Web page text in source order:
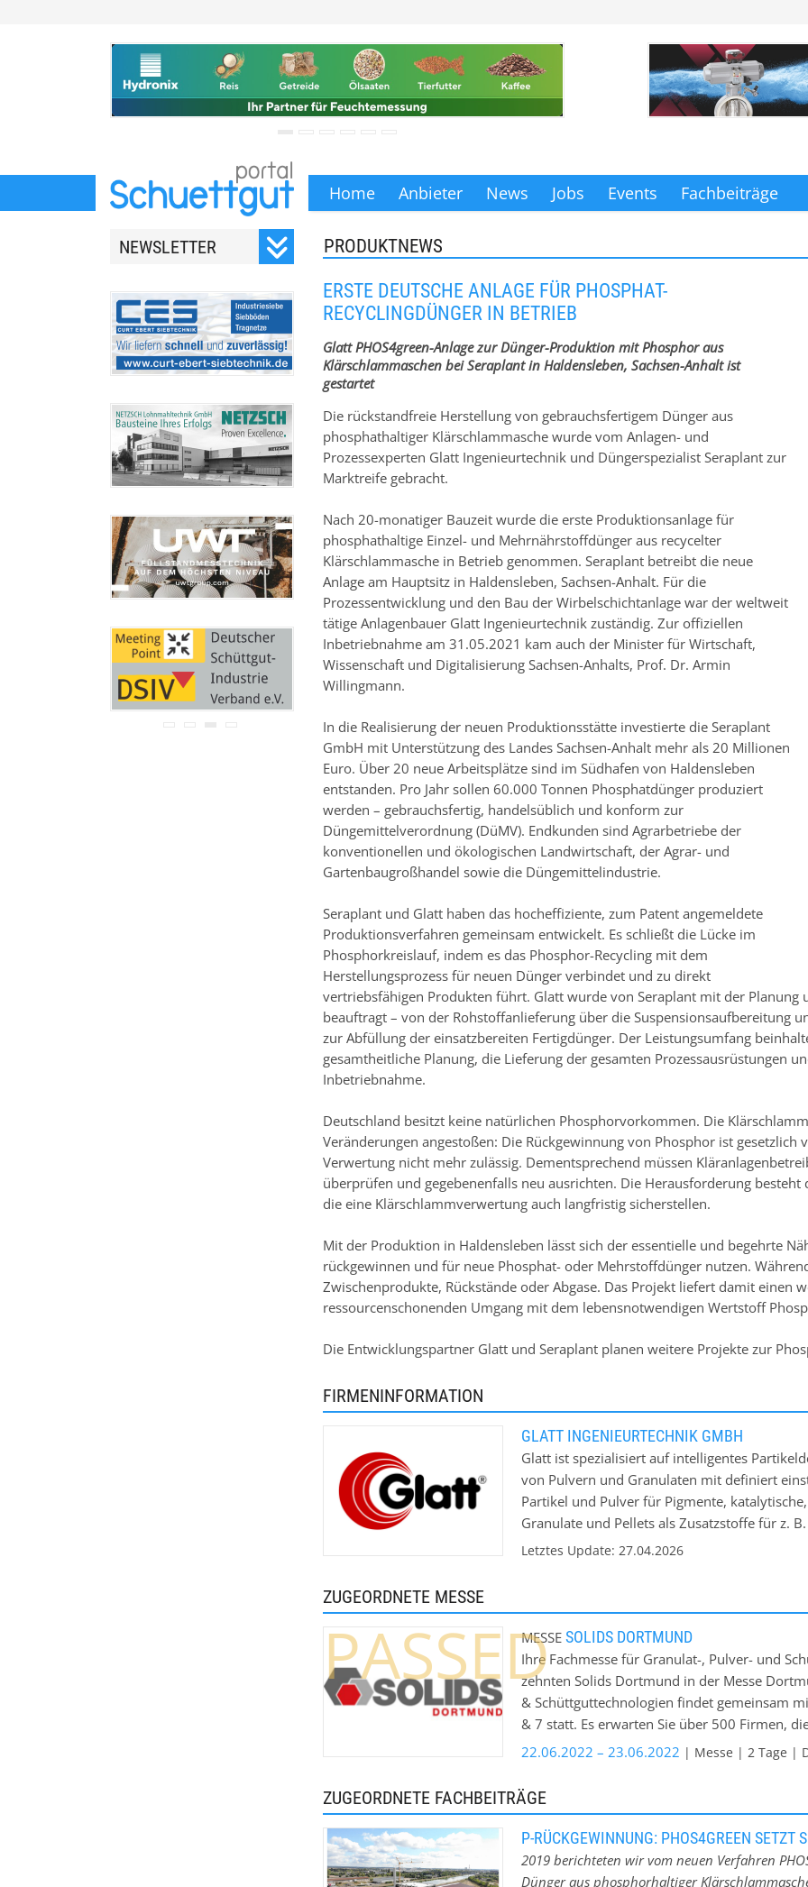
Home Anbieter News Jobs Events Fachbeiträge
NEWSLETTER
unseren monatlichen
Newsletter.
Ihre Adresse wird nicht an
Dritte weitergegeben.
Zu unserenDatenschutz-
Bestimmungen.
PRODUKTNEWS
ERSTE DEUTSCHE ANLAGE FÜR PHOSPHAT-
RECYCLINGDÜNGER IN BETRIEB
Glatt PHOS4green-Anlage zur Dünger-Produktion mit Phosphor aus
Klärschlammaschen bei Seraplant in Haldensleben, Sachsen-Anhalt ist
gestartet
Die rückstandfreie Herstellung von gebrauchsfertigem Dünger aus
phosphathaltiger Klärschlammasche wurde vom Anlagen- und
Prozessexperten Glatt Ingenieurtechnik und Düngerspezialist Seraplant zur
Marktreife gebracht.
Nach 20-monatiger Bauzeit wurde die erste Produktionsanlage für
phosphathaltige Einzel- und Mehrnährstoffdünger aus recycelter
Klärschlammasche in Betrieb genommen. Seraplant betreibt die neue
Anlage am Hauptsitz in Haldensleben, Sachsen-Anhalt. Für die
Prozessentwicklung und den Bau der Wirbelschichtanlage war der weltweit
tätige Anlagenbauer Glatt Ingenieurtechnik zuständig. Zur offiziellen
Inbetriebnahme am 31.05.2021 kam auch der Minister für Wirtschaft,
Wissenschaft und Digitalisierung Sachsen-Anhalts, Prof. Dr. Armin
Willingmann.
In die Realisierung der neuen Produktionsstätte investierte die Seraplant
GmbH mit Unterstützung des Landes Sachsen-Anhalt mehr als 20 Millionen
Euro. Über 20 neue Arbeitsplätze sind im Südhafen von Haldensleben
entstanden. Pro Jahr sollen 60.000 Tonnen Phosphatdünger produziert
werden – gebrauchsfertig, handelsüblich und konform zur
Düngemittelverordnung (DüMV). Endkunden sind Agrarbetriebe der
konventionellen und ökologischen Landwirtschaft, der Agrar- und
Gartenbaugroßhandel sowie die Düngemittelindustrie.
Seraplant und Glatt haben das hocheffiziente, zum Patent angemeldete
Produktionsverfahren gemeinsam entwickelt. Es schließt die Lücke im
Phosphorkreislauf, indem es das Phosphor-Recycling mit dem
Herstellungsprozess für neuen Dünger verbindet und zu direkt
vertriebsfähigen Produkten führt. Glatt wurde von Seraplant mit der Planung
beauftragt – von der Rohstoffanlieferung über die Suspensionsaufbereitung
zur Abfüllung der einsatzbereiten Fertigdünger. Der Leistungsumfang
gesamtheitliche Planung, die Lieferung der gesamten Prozessausrüstungen
Inbetriebnahme.
Deutschland besitzt keine natürlichen Phosphorvorkommen. Die
Veränderungen angestoßen: Die Rückgewinnung von Phosphor ist
Verwertung nicht mehr zulässig. Dementsprechend müssen
überprüfen und gegebenenfalls neu ausrichten. Die Herausforderung
die eine Klärschlammverwertung auch langfristig sicherstellen.
Mit der Produktion in Haldensleben lässt sich der essentielle und begehrte
rückgewinnen und für neue Phosphat- oder Mehrstoffdünger nutzen.
Zwischenprodukte, Rückstände oder Abgase. Das Projekt liefert damit einen
ressourcenschonenden Umgang mit dem lebensnotwendigen Wertstoff
Die Entwicklungspartner Glatt und Seraplant planen weitere Projekte zur
FIRMENINFORMATION
GLATT INGENIEURTECHNIK GMBH
Glatt ist spezialisiert auf intelligentes
von Pulvern und Granulaten mit definiert
Partikel und Pulver für Pigmente,
Granulate und Pellets als Zusatzstoffe für z.
Reinigungsmittel, Düngemittel, Pestizide,
aktiven, sensiblen Substanzen, die es zu
Technologie zur Sprühkalzination, ist es
pulsierenden Heißgasstrom zu erzeugen, zu
Pionier für Wirbelschicht- und Strahlschicht-
Verfahren zur Formulierung und
Sprühagglomeration, Sprühgranulation,
Hochtemperatur-Bereich. Glatt unterstützt
Produktionsmaßstab. So werden unter der
Teams maßgeschneiderte
Pharma- und Biotech-Applikationen
Ob auf Basis von Pulversynthese,
Letztes Update: 27.04.2026
ZUGEORDNETE MESSE
MESSE SOLIDS DORTMUND
Ihre Fachmesse für Granulat-, Pulver- und
zehnten Solids Dortmund in der Messe
& Schüttguttechnologien findet gemeinsam
& 7 statt. Es erwarten Sie über 500 Firmen,
Verarbeitung, Handhabung und Lagerung
22.06.2022 – 23.06.2022 | Messe | 2 Tage |
PASSED
ZUGEORDNETE FACHBEITRÄGE
P-RÜCKGEWINNUNG: PHOS4GREEN SETZT
2019 berichteten wir vom neuen Verfahren
Dünger aus phosphorhaltiger